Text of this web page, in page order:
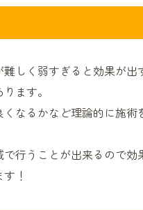
しく弱すぎると効果が出
ます。
なるかなど理論的に施術
行うことが出来るので効
！